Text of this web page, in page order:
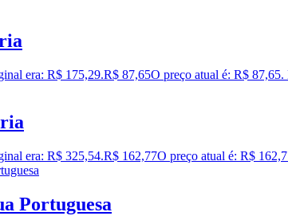
era: R$ 175,29.R$ 87,65O preço atual é: R$ 87,65.
era: R$ 325,54.R$ 162,77O preço atual é: R$
Portuguesa